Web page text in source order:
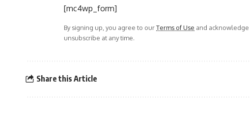
[mc4wp_form]
By signing up, you agree to ourTerms of Use and
unsubscribe at any time.
Share this Article